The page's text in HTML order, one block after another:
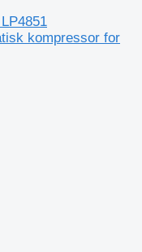
kompressor for